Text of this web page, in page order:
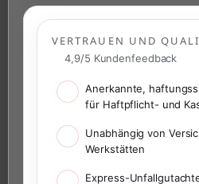
VERTRAUEN UND
4,9/5 Kundenfeedback
Anerkannte,
für Haftpflicht- und
Unabhängig von
Werkstätten
Express-